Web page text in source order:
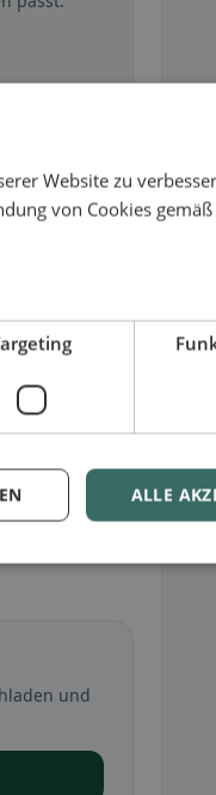
oder
und
Website zu
von Cookies
ALLE